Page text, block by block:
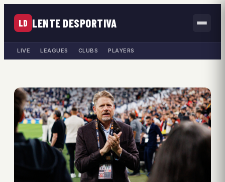
LD LENTE DESPORTIVA
LIVE LEAGUES CLUBS PLAYERS